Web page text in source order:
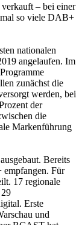
– bei einer
so viele DAB+
nationalen
angelaufen. Im
zunächst die
werden, bei
der
die
Markenführung
Bereits
Für
17 regionale
Erste
und